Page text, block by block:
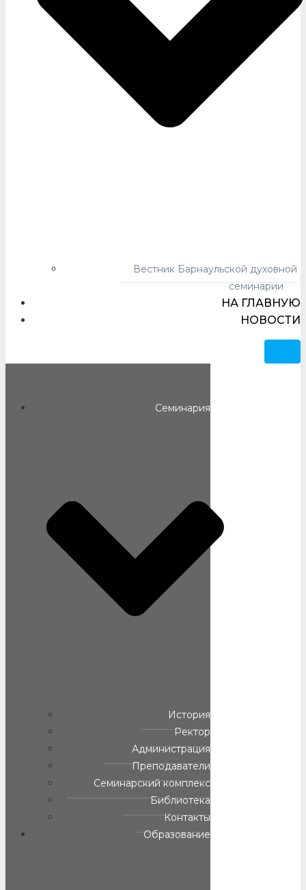
Вестник Барнаульской духовной
семинарии
НА ГЛАВНУЮ
НОВОСТИ
Семинария
История
Ректор
Администрация
Преподаватели
Семинарский комплекс
Библиотека
Контакты
Образование